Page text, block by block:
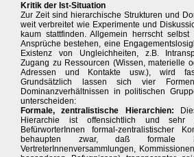
Kritik der Ist-Situation
Zur Zeit sind hierarchische Strukturen und
weit verbreitet wie Experimente und
kaum stattfinden. Allgemein herrscht
Ansprüche bestehen, eine
Existenz von Ungleichheiten, z.B.
Zugang zu Ressourcen (Wissen, materielle
Adressen und Kontakte usw.), wird
Grundsätzlich lassen sich vier
Dominanzverhältnissen in politischen
unterscheiden:
Formale, zentralistische Hierarchien:
Hierarchie ist offensichtlich und sehr
BefürworterInnen formal-zentralistischer
behaupten zwar, daß formale
VertreterInnenversammlungen,